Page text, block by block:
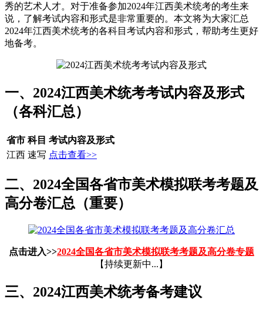
秀的艺术人才。对于准备参加2024年江西美术统考的考生来
说，了解考试内容和形式是非常重要的。本文将为大家汇总
2024年江西美术统考的各科目考试内容和形式，帮助考生更好
地备考。
一、2024江西美术统考考试内容及形式
（各科汇总）
省市 科目 考试内容及形式
江西 速写 点击查看>>
二、2024全国各省市美术模拟联考考题及
高分卷汇总（重要）
点击进入>>2024全国各省市美术模拟联考考题及高分卷专题
【持续更新中...】
三、2024江西美术统考备考建议